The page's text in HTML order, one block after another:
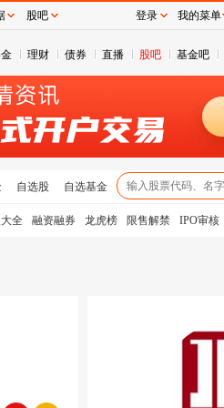
理财 债券 直播 股吧 基金吧
自选股 自选基金
全 融资融券 龙虎榜 限售解禁 IPO审核
股吧 登录 我的菜单